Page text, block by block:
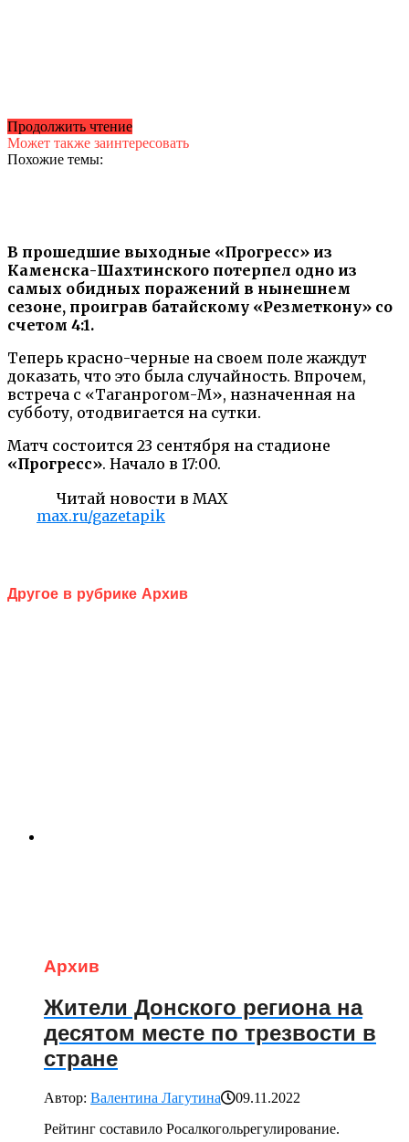
В прошедшие выходные «Прогресс» из
Каменска-Шахтинского потерпел одно из
самых обидных поражений в нынешнем
сезоне, проиграв батайскому «Резметкону» со
счетом 4:1.
Теперь красно-черные на своем поле жаждут
доказать, что это была случайность. Впрочем,
встреча с «Таганрогом-М», назначенная на
субботу, отодвигается на сутки.
Матч состоится 23 сентября на стадионе
«Прогресс». Начало в 17:00.
Читай новости в MAX
max.ru/gazetapik
Продолжить чтение
Может также заинтересовать
Похожие темы:
Другое в рубрике Архив
Архив
Жители Донского региона на
десятом месте по трезвости в
стране
Автор: Валентина Лагутина
09.11.2022
Рейтинг составило Росалкогольрегулирование.